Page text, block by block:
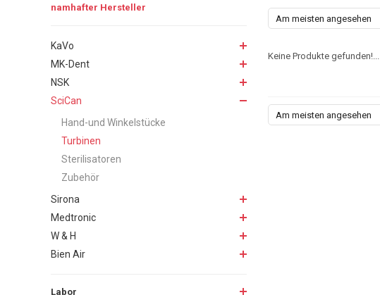
namhafter Hersteller
KaVo
MK-Dent
NSK
SciCan
Hand-und Winkelstücke
Turbinen
Sterilisatoren
Zubehör
Sirona
Medtronic
W & H
Bien Air
Labor
Am meisten angesehen
Keine Produkte gefunden!...
Am meisten angesehen